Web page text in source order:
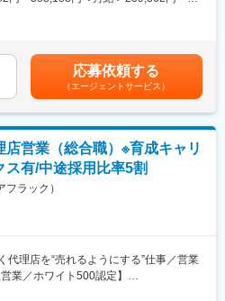
「行動評価」に分かれています。
、「業績貢献評価」は短期業績賞与、
反映されます。
績で変動します。
そ7.2～8.5か月となります。
議（担当代理店次第）やフレックス制
居の有無にかかわらず、3～5年に一度
。
自己申告制度など一人一人が主体的に
資金調達が困難な場合が少なくないと
分野を補完するのが、国民生活事業の
2.6万企業で、年間約7.9万人の雇用を
ことが魅力です。
への融資などを通じて、地域の皆さま
できることも魅力です。
、お客さまのニーズに応えられている
きます。
ます。月給(月額)は固定手当を含めた表記
応募依頼する
（エージェントサービス）
店営業（総合職）※育成キャリ
ス有/中途採用比率5割
ラック）
代理店を“売れるようにする”仕事／営業
業／ホワイト500認定】